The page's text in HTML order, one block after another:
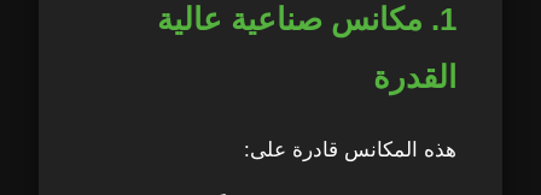
1. مكانس صناعية عالية
القدرة
هذه المكانس قادرة على: